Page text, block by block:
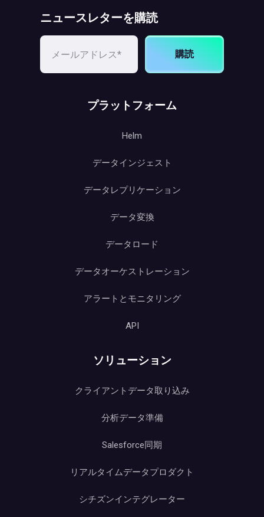
ニュースレターを購読
購読
プラットフォーム
Helm
データインジェスト
データレプリケーション
データ変換
データロード
データオーケストレーション
アラートとモニタリング
API
ソリューション
クライアントデータ取り込み
分析データ準備
Salesforce同期
リアルタイムデータプロダクト
シチズンインテグレーター